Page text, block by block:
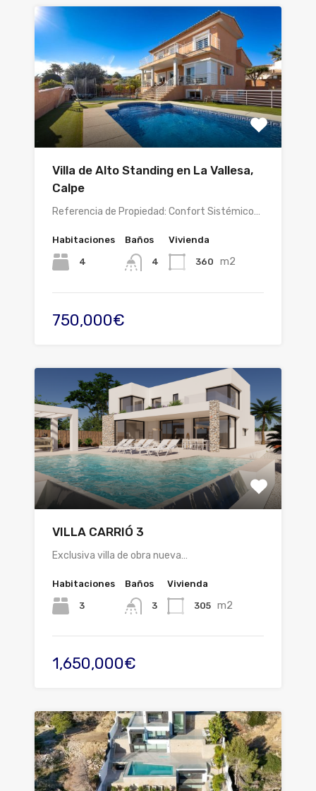
Villa de Alto Standing en La Vallesa,
Calpe
Referencia de Propiedad: Confort Sistémico…
Habitaciones
4
Baños
4
Vivienda
360 m2
750,000€
VILLA CARRIÓ 3
Exclusiva villa de obra nueva…
Habitaciones
3
Baños
3
Vivienda
305 m2
1,650,000€